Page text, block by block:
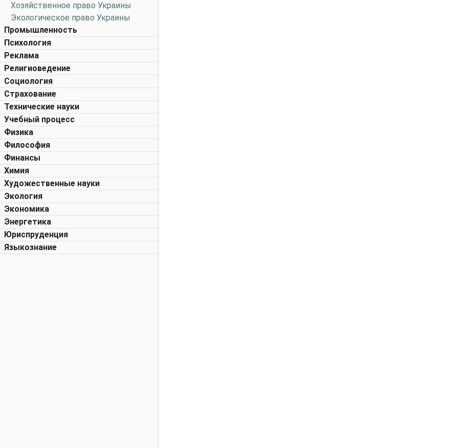
Хозяйственное право Украины
Экологическое право Украины
Промышленность
Психология
Реклама
Религиоведение
Социология
Страхование
Технические науки
Учебный процесс
Физика
Философия
Финансы
Химия
Художественные науки
Экология
Экономика
Энергетика
Юриспруденция
Языкознание